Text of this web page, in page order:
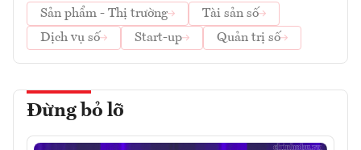
Sản phẩm - Thị trường
Tài sản số
Dịch vụ số
Start-up Quản trị số
Đừng bỏ lỡ